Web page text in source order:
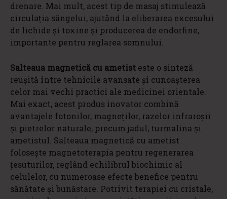
drenare. Mai mult, acest tip de masaj stimulează
circulația sângelui, ajutând la eliberarea excesului
de lichide și toxine și producerea de endorfine,
importante pentru reglarea somnului.
Salteaua magnetică cu ametist este o sinteză
reușită între tehnicile avansate și cunoașterea
celor mai vechi practici ale medicinei orientale.
Mai exact, acest produs inovator combină
avantajele fotonilor, magneților, razelor infraroșii
și pietrelor naturale, precum jadul, turmalina și
ametistul. Salteaua magnetică cu ametist
folosește magnetoterapia pentru regenerarea
țesuturilor, reglând echilibrul biochimic al
celulelor, cu numeroase efecte benefice pentru
sănătate și bunăstare. Potrivit terapiei cu cristale,